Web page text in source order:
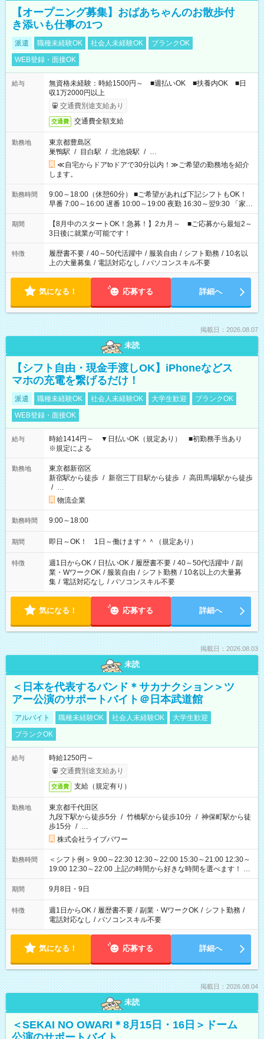
【オープニング募集】おばあちゃんのお散歩付
き添いも仕事の1つ
派遣 職種未経験OK 社会人未経験OK
ブランクOK
WEB登録・面接OK
給与
無資格未経験：時給1500円～ ■週払いOK ■扶養内OK ■日
収1万2000円以上
交通費別途支給あり
交通費 交通費全額支給
勤務地
東京都豊島区
巣鴨駅 / 目白駅 / 北池袋駅 / …
≪自宅からドアtoドアで30分以内！≫ご希望の勤務地を紹介
します。
勤務時間
9:00～18:00（休憩60分） ■ご希望があれば下記シフトもOK！
早番 7:00～16:00 遅番 10:00～19:00 夜勤 16:30～翌9:30 「家族
と休みを合わせたい」 「余裕を持って夕飯の準備がしたい」
「できれば残業はしたくない」 など、ご希望を教えてください
ね。 ※Wワーク希望の方へ 今ご覧のお仕事で希望する勤務時間
と、もう1つのお仕事の勤務時間。 合計で週40時間を超える場
合は応募できません。
期間
【8月中のスタートOK！急募！】2カ月～ ■ご応募から最短2～
3日後に就業が可能です！
特徴 履歴書不要 / 40～50代活躍中 / 服装自由 / シフト勤務 / 10名以
上の大量募集 / 電話対応なし / パソコンスキル不要
気になる！ 応募する 詳細へ
掲載日：2026.08.07
未読
【シフト自由・現金手渡しOK】iPhoneなどス
マホの充電を繋げるだけ！
派遣 職種未経験OK 社会人未経験OK 大学生歓迎
ブランクOK
WEB登録・面接OK
給与
時給1414円～ ▼日払いOK（規定あり） ■初勤務手当あり
※規定による
勤務地
東京都新宿区
新宿駅から徒歩 / 新宿三丁目駅から徒歩 / 高田馬場駅から徒歩
/ …
物流企業
勤務時間 9:00～18:00
期間 即日～OK！ 1日～働けます＾＾（規定あり）
特徴 週1日からOK / 日払いOK / 履歴書不要 / 40～50代活躍中 / 副
業・WワークOK / 服装自由 / シフト勤務 / 10名以上の大量募
集 / 電話対応なし / パソコンスキル不要
気になる！ 応募する 詳細へ
掲載日：2026.08.03
未読
＜日本を代表するバンド＊サカナクション＞ツ
アー公演のサポートバイト＠日本武道館
アルバイト 職種未経験OK 社会人未経験OK
大学生歓迎
ブランクOK
給与
時給1250円～
交通費別途支給あり
交通費 支給（規定有り）
勤務地
東京都千代田区
九段下駅から徒歩5分 / 竹橋駅から徒歩10分 / 神保町駅から徒
歩15分 / …
株式会社ライブパワー
勤務時間
＜シフト例＞ 9:00～22:30 12:30～22:00 15:30～21:00 12:30～
19:00 12:30～22:00 上記の時間から好きな時間を選べます！ ※
時間は変更となる可能性があります
期間 9月8日・9日
特徴 週1日からOK / 履歴書不要 / 副業・WワークOK / シフト勤務 /
電話対応なし / パソコンスキル不要
気になる！ 応募する 詳細へ
掲載日：2026.08.04
未読
＜SEKAI NO OWARI＊8月15日・16日＞ドーム